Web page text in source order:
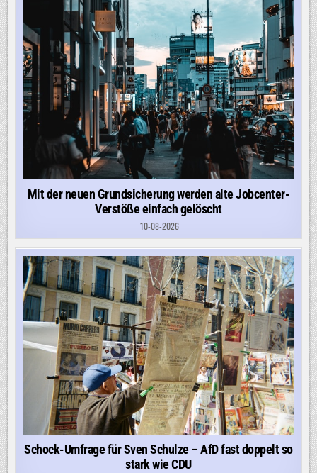
Mit der neuen Grundsicherung werden alte Jobcenter-
Verstöße einfach gelöscht
10-08-2026
Schock-Umfrage für Sven Schulze – AfD fast doppelt so
stark wie CDU